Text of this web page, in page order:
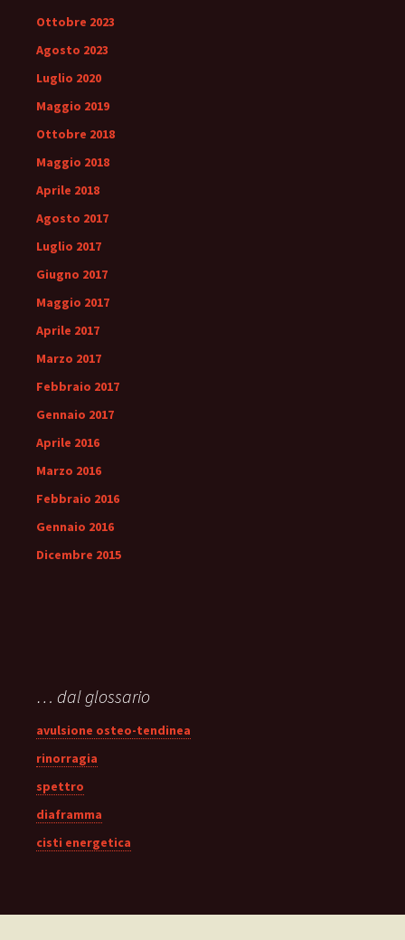
Ottobre 2023
Agosto 2023
Luglio 2020
Maggio 2019
Ottobre 2018
Maggio 2018
Aprile 2018
Agosto 2017
Luglio 2017
Giugno 2017
Maggio 2017
Aprile 2017
Marzo 2017
Febbraio 2017
Gennaio 2017
Aprile 2016
Marzo 2016
Febbraio 2016
Gennaio 2016
Dicembre 2015
… dal glossario
avulsione osteo-tendinea
rinorragia
spettro
diaframma
cisti energetica